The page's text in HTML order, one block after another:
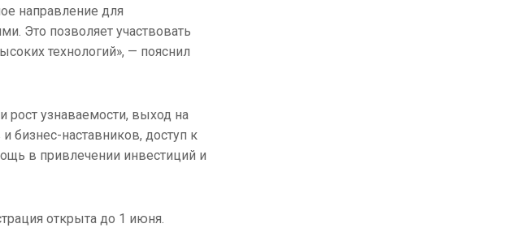
направление для
Это позволяет участвовать
технологий», — пояснил
рост узнаваемости, выход на
бизнес-наставников, доступ к
в привлечении инвестиций и
открыта до 1 июня.